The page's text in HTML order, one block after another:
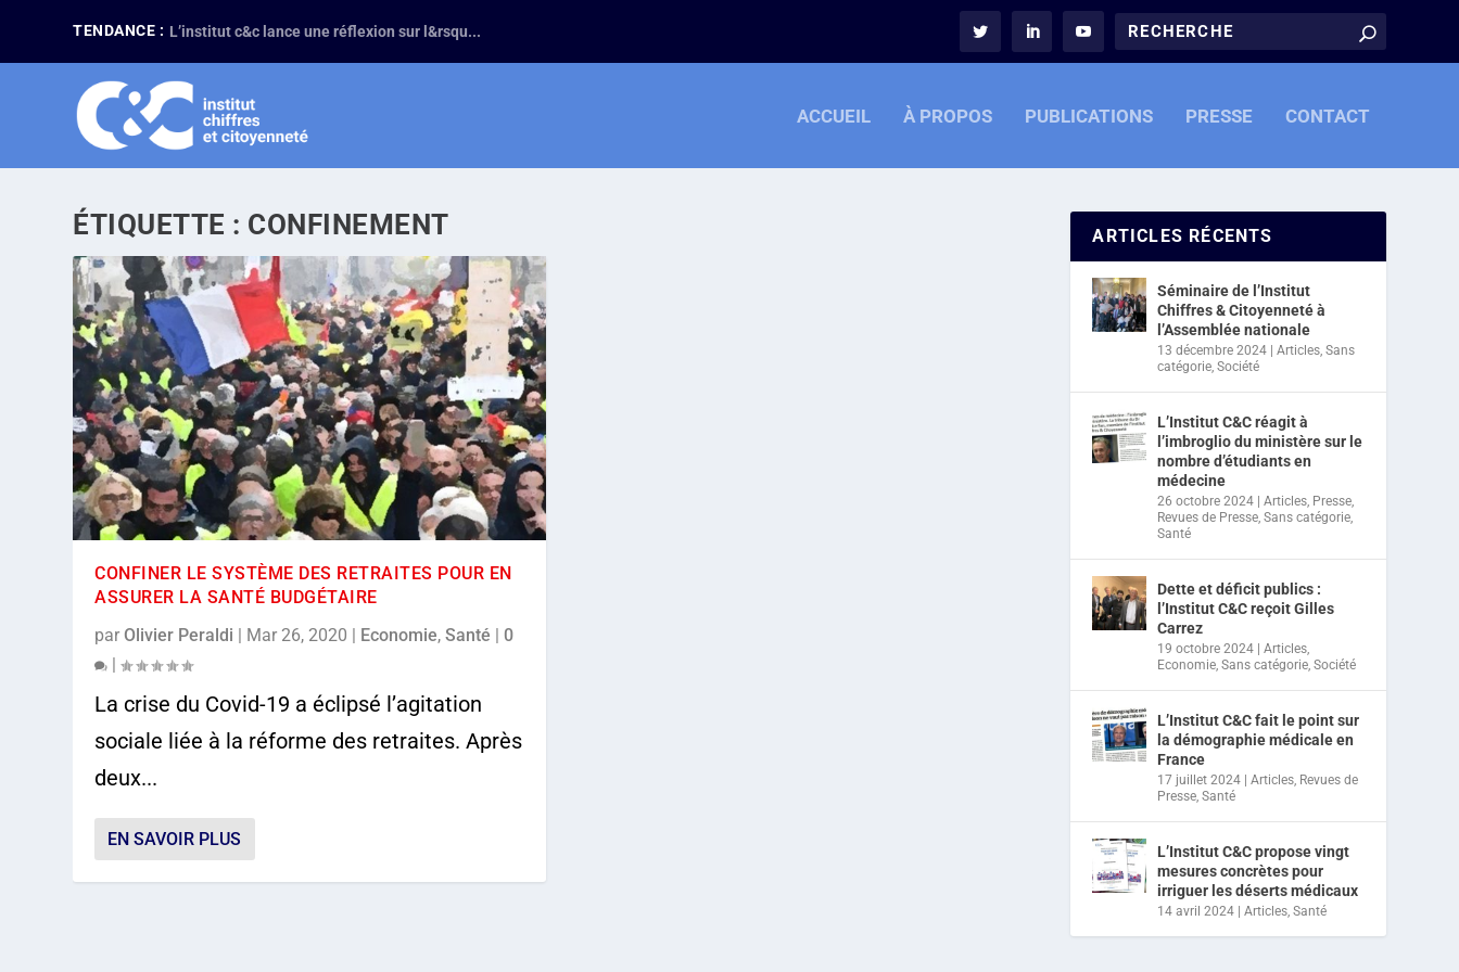
TENDANCE : L’institut c&c lance une réflexion sur l&rsqu...
ACCUEIL À PROPOS PUBLICATIONS PRESSE CONTACT
ÉTIQUETTE : CONFINEMENT
CONFINER LE SYSTÈME DES RETRAITES POUR EN
ASSURER LA SANTÉ BUDGÉTAIRE
parOlivier Peraldi | Mar 26, 2020 | Economie,Santé |0
|
La crise du Covid-19 a éclipsé l’agitation
sociale liée à la réforme des retraites. Après
deux...
EN SAVOIR PLUS
ARTICLES RÉCENTS
Séminaire de l’Institut
Chiffres & Citoyenneté à
l’Assemblée nationale
13 décembre 2024 |Articles,Sans
catégorie,Société
L’Institut C&C réagit à
l’imbroglio du ministère sur le
nombre d’étudiants en
médecine
26 octobre 2024 |Articles, Presse,
Revues de Presse,Sans catégorie,
Santé
Dette et déficit publics :
l’Institut C&C reçoit Gilles
Carrez
19 octobre 2024 |Articles,
Economie,Sans catégorie,Société
L’Institut C&C fait le point sur
la démographie médicale en
France
17 juillet 2024 |Articles, Revues de
Presse,Santé
L’Institut C&C propose vingt
mesures concrètes pour
irriguer les déserts médicaux
14 avril 2024 |Articles,Santé